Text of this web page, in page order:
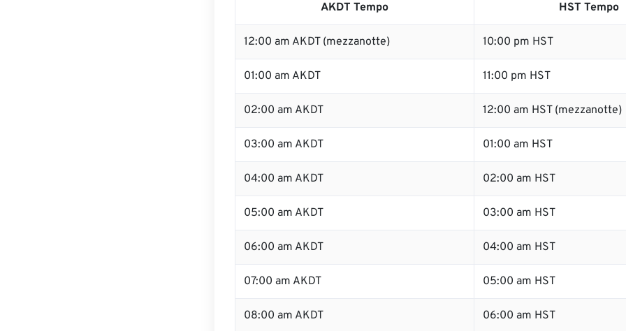
AKDT Tempo HST Tempo
12:00 am AKDT (mezzanotte) 10:00 pm HST
01:00 am AKDT 11:00 pm HST
02:00 am AKDT 12:00 am HST (mezzanotte)
03:00 am AKDT 01:00 am HST
04:00 am AKDT 02:00 am HST
05:00 am AKDT 03:00 am HST
06:00 am AKDT 04:00 am HST
07:00 am AKDT 05:00 am HST
08:00 am AKDT 06:00 am HST